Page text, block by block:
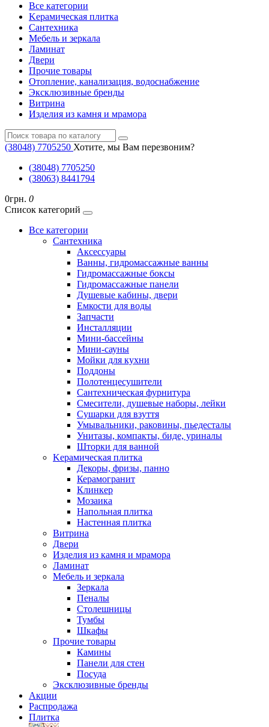
Все категории
Kерамическая плитка
Cантехника
Мебель и зеркала
Ламинат
Двери
Прочие товары
Отопление, канализация, водоснабжение
Эксклюзивные бренды
Витрина
Изделия из камня и мрамора
(38048) ‎7705250 Хотите, мы Вам перезвоним?
(38048) ‎7705250
(38063) 8441794
0грн. 0
Список категорий
Все категории
Cантехника
Аксессуары
Ванны, гидромассажные ванны
Гидромассажные боксы
Гидромассажные панели
Душевые кабины, двери
Емкости для воды
Запчасти
Инсталляции
Мини-бассейны
Мини-сауны
Мойки для кухни
Поддоны
Полотенцесушители
Сантехническая фурнитура
Смесители, душевые наборы, лейки
Сушарки для взуття
Умывальники, раковины, пьедесталы
Унитазы, компакты, биде, уриналы
Шторки для ванной
Kерамическая плитка
Декоры, фризы, панно
Керамогранит
Клинкер
Мозаика
Напольная плитка
Настенная плитка
Витрина
Двери
Изделия из камня и мрамора
Ламинат
Мебель и зеркала
Зеркала
Пеналы
Столешницы
Тумбы
Шкафы
Прочие товары
Камины
Панели для стен
Посуда
Эксклюзивные бренды
Акции
Распродажа
Плитка